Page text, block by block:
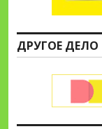
ДРУГОЕ ДЕЛО